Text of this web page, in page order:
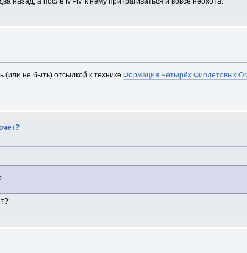
(или не быть) отсылкой к техникеФормация Четырёх Фиолетовых